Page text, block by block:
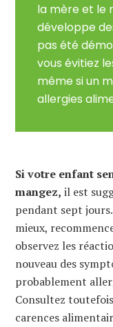
la mère et le
développe
pas été
vous évitiez
même si un
allergies
Si votre enfant
mangez, il est
pendant sept
mieux,
observez les
nouveau des
probablement
Consultez
carences